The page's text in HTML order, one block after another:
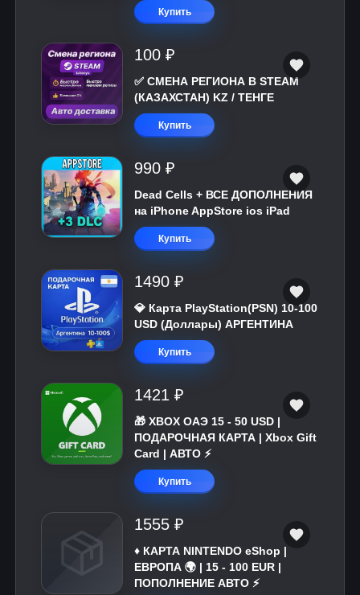
Купить
100 ₽
✅ СМЕНА РЕГИОНА В STEAM
(КАЗАХСТАН) KZ / ТЕНГЕ
Купить
990 ₽
Dead Cells + ВСЕ ДОПОЛНЕНИЯ
на iPhone AppStore ios iPad
Купить
1490 ₽
💎 Карта PlayStation(PSN) 10-100
USD (Доллары) АРГЕНТИНА
Купить
1421 ₽
🎁 XBOX ОАЭ 15 - 50 USD |
ПОДАРОЧНАЯ КАРТА | Xbox Gift
Card | АВТО ⚡
Купить
1555 ₽
♦️ КАРТА NINTENDO eShop |
ЕВРОПА 🌍 | 15 - 100 EUR |
ПОПОЛНЕНИЕ АВТО ⚡